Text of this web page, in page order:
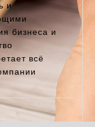
и
бизнеса и
всё